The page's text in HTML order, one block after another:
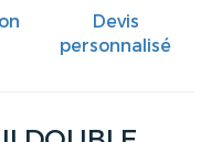
Devis
personnalisé